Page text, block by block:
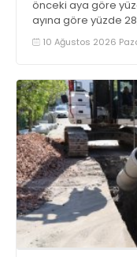
önceki aya göre
ayına göre yüzde
10 Ağustos 2026